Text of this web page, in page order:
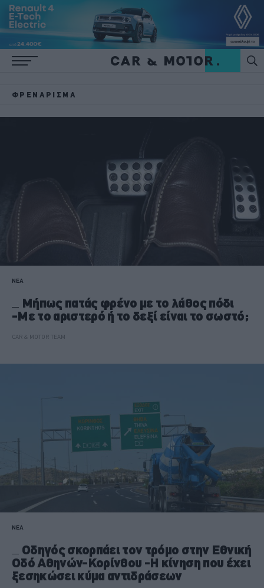
ΦΡΕΝΆΡΙΣΜΑ
ΝΕΑ
Μήπως πατάς φρένο με το λάθος πόδι
-Με το αριστερό ή το δεξί είναι το σωστό;
CAR & MOTOR TEAM
ΝΕΑ
Οδηγός σκορπάει τον τρόμο στην Εθνική
Οδό Αθηνών-Κορίνθου -Η κίνηση που έχει
ξεσηκώσει κύμα αντιδράσεων